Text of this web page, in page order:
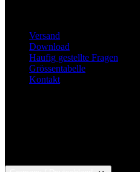
Versand
Download
Haufig gestellte Fragen
Grössentabelle
Kontakt
Privacy Policy